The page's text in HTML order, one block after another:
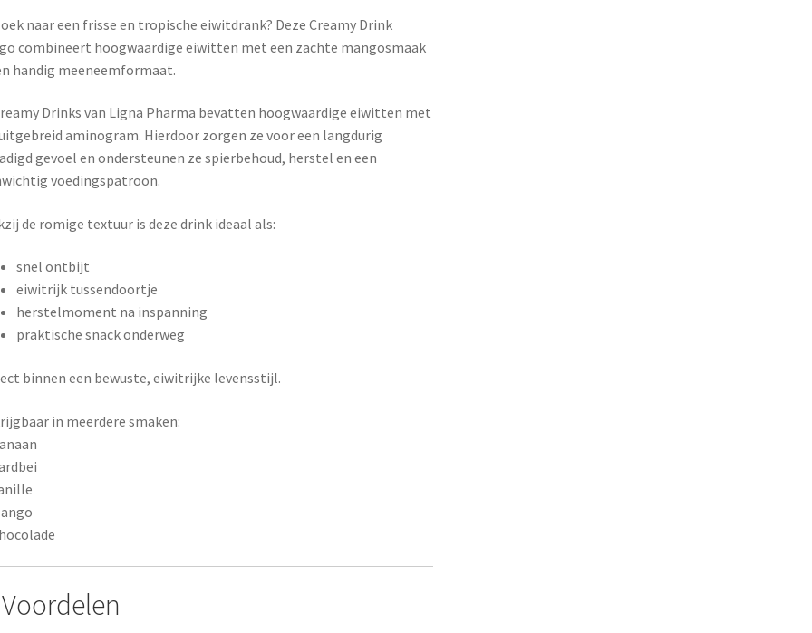
naar een frisse en tropische eiwitdrank? Deze Creamy Drink
combineert hoogwaardige eiwitten met een zachte mangosmaak
handig meeneemformaat.
Drinks van Ligna Pharma bevatten hoogwaardige eiwitten met
aminogram. Hierdoor zorgen ze voor een langdurig
gevoel en ondersteunen ze spierbehoud, herstel en een
voedingspatroon.
de romige textuur is deze drink ideaal als:
snel ontbijt
eiwitrijk tussendoortje
herstelmoment na inspanning
praktische snack onderweg
binnen een bewuste, eiwitrijke levensstijl.
in meerdere smaken: